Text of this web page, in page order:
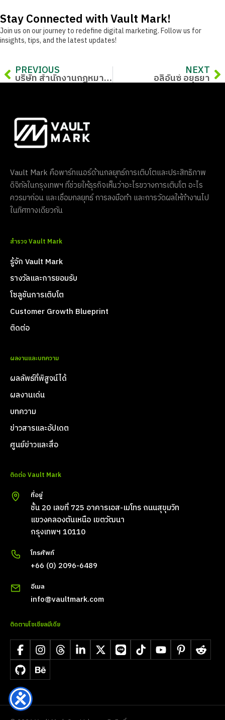
Stay Connected with Vault Mark!
Join us on our journey to redefine digital marketing. Follow us for
insights, tips, and the latest updates!
PREVIOUS
บริษัท สำนักงานกฎหมายสรศักย์และที่ปรึกษาสากล จำกัด
NEXT
อลิอันซ์ อยุธยา
Vault Mark คือพาร์ทเนอร์ด้านกลยุทธ์การเติบโตและประสิทธิภาพ
ดิจิทัลในกรุงเทพฯ ที่ช่วยให้ธุรกิจเห็นว่าอะไรขวางการเติบโต อะไร
ควรมาก่อน และเชื่อมกลยุทธ์ การลงมือทำ และการวัดผลให้ทำงานไป
ในทิศทางเดียวกัน
สำรวจ Vault Mark
รู้จัก Vault Mark
รางวัลและการยอมรับ
โซลูชันการเติบโต
Customer Growth Blueprint
ติดต่อ
ผลงานและบทความ
ผลลัพธ์ที่พิสูจน์ได้
ผลงานเด่น
บทความ
ข่าวสารและอัปเดต
ศูนย์ข่าวและสื่อ
ติดต่อ Vault Mark
ที่อยู่
ชั้น 20 เลขที่ 725 อาคารเอส-เมโทร ถนนสุขุมวิท
แขวงคลองตันเหนือ เขตวัฒนา
กรุงเทพฯ 10110
โทรศัพท์
+66 (0) 2096-6489
อีเมล
info@vaultmark.com
ติดตามโซเชียลมีเดีย
FacebookInstagramThreadsLinkedIn
X LINE TikTokYouTubePinterestReddit
GitHubBehance